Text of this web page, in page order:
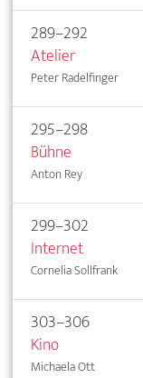
289–292
Atelier
Peter Radelfinger
295–298
Bühne
Anton Rey
299–302
Internet
Cornelia Sollfrank
303–306
Kino
Michaela Ott